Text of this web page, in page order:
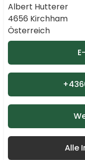
Albert Hutterer
4656 Kirchham
Österreich
Alle